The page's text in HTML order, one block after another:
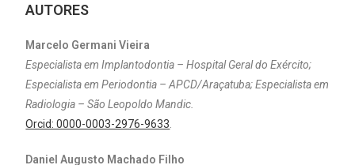
AUTORES
Marcelo Germani Vieira
Especialista em Implantodontia – Hospital Geral do Exército;
Especialista em Periodontia – APCD/Araçatuba; Especialista em
Radiologia – São Leopoldo Mandic.
Orcid: 0000-0003-2976-9633
Daniel Augusto Machado Filho